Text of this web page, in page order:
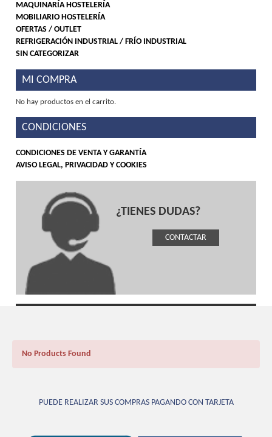
MAQUINARÍA HOSTELERÍA
MOBILIARIO HOSTELERÍA
OFERTAS / OUTLET
REFRIGERACIÓN INDUSTRIAL / FRÍO INDUSTRIAL
SIN CATEGORIZAR
MI COMPRA
No hay productos en el carrito.
CONDICIONES
CONDICIONES DE VENTA Y GARANTÍA
AVISO LEGAL, PRIVACIDAD Y COOKIES
¿TIENES DUDAS?
CONTACTAR
No Products Found
PUEDE REALIZAR SUS COMPRAS PAGANDO CON TARJETA